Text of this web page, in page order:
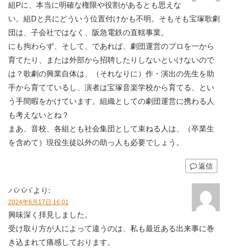
組Pに、本当に明確な権限や役割があるとも思えな
い。組Dと共にどういう位置付けかも不明。そもそも宝塚歌劇
団は、子会社ではなく、阪急電鉄の直轄事業。
にも拘わらず、そして、であれば、劇団運営のプロを一から
育てたり、または外部から招聘したりしないといけないので
は？歌劇の興業自体は、（それなりに）作・演出の先生を助
手から育てているし、演者は宝塚音楽学校から育てる、とい
う手間暇をかけています。組織としての劇団運営に携わる人
も考えないとね？
まあ、音校、各組とも社会集団として束ねる人は、（卒業生
を含めて）現役生徒以外の助っ人も必要でしょう。
返信
パパパ より:
2024年6月17日 16:01
興味深く拝見しました。
受け取り方が人によって違うのは、私も最近ある出来事に巻
き込まれて痛感しております。